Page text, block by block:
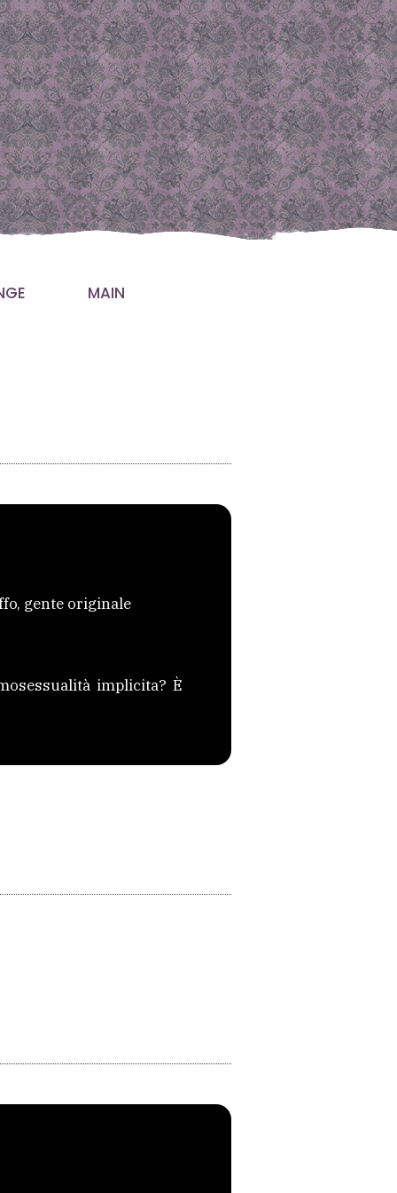
MAIN
gente originale
implicita? È